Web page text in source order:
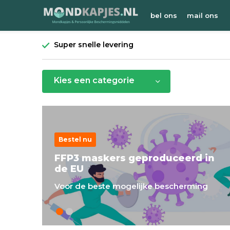
bel ons mail ons
Super snelle levering
Kies een categorie
Bestel nu
FFP3 maskers geproduceerd in
de EU
Voor de beste mogelijke bescherming